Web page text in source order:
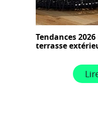
Tendances
terrasse